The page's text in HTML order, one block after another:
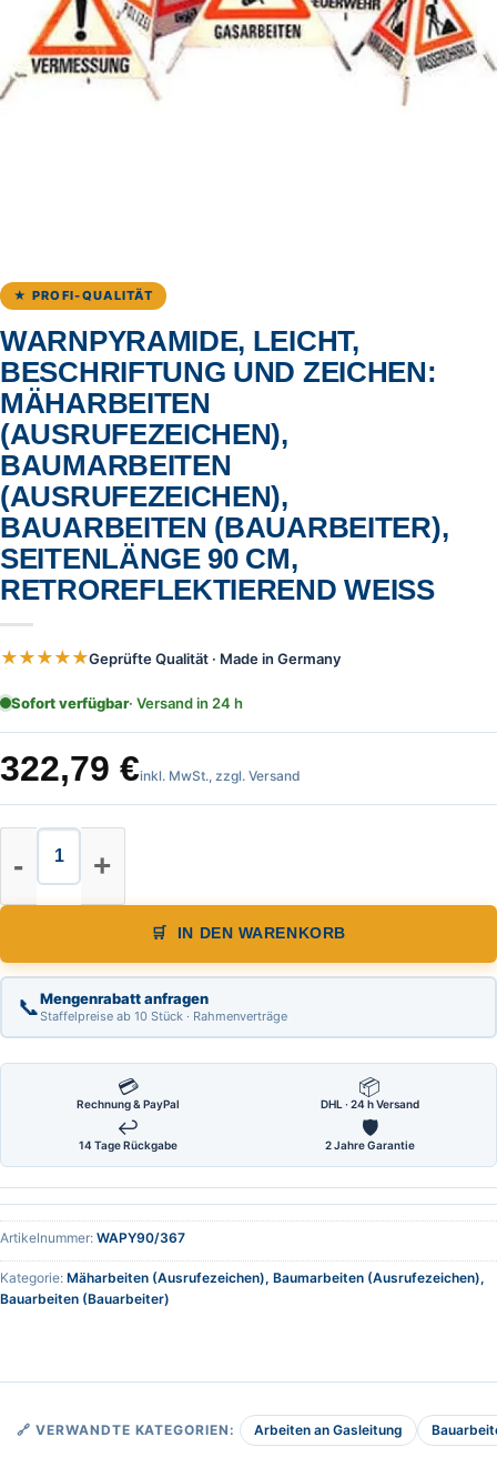
★ PROFI-QUALITÄT
WARNPYRAMIDE, LEICHT,
BESCHRIFTUNG UND ZEICHEN:
MÄHARBEITEN
(AUSRUFEZEICHEN),
BAUMARBEITEN
(AUSRUFEZEICHEN),
BAUARBEITEN (BAUARBEITER),
SEITENLÄNGE 90 CM,
RETROREFLEKTIEREND WEISS
★★★★★Geprüfte Qualität · Made in Germany
Sofort verfügbar· Versand in 24 h
322,79 €inkl. MwSt., zzgl. Versand
Warnpyramide, leicht,
IN DEN WARENKORB
📞Mengenrabatt anfragen
Staffelpreise ab 10 Stück · Rahmenverträge
💳
Rechnung & PayPal
📦
DHL · 24 h Versand
↩
14 Tage Rückgabe
🛡
2 Jahre Garantie
Artikelnummer: WAPY90/367
Kategorie: Mäharbeiten (Ausrufezeichen), Baumarbeiten (Ausrufezeichen),
Bauarbeiten (Bauarbeiter)
🔗 VERWANDTE KATEGORIEN: Arbeiten an Gasleitung